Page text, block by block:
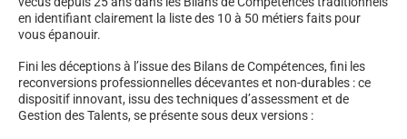
en identifiant clairement la liste des 10 à 50 métiers faits pour
vous épanouir.
Fini les déceptions à l’issue des Bilans de Compétences, fini les
reconversions professionnelles décevantes et non-durables : ce
dispositif innovant, issu des techniques d’assessment et de
Gestion des Talents, se présente sous deux versions :